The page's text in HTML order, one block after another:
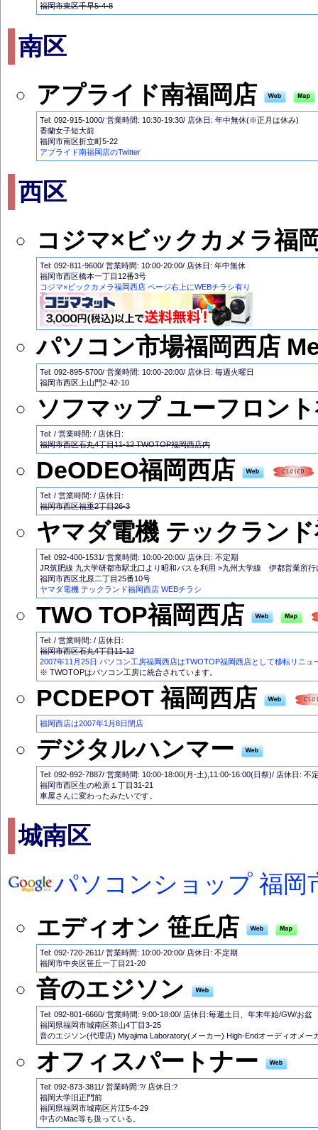
福岡市東区千早5-4-8
南区
アプライド南福岡店
Tel: 092-915-1000/ 営業時間: 10:30-19:30/ 店休日: 年中無休(※正月は休み)
香蘭女子短大前
福岡市南区折立町5-22
アプライド南福岡店のTwitter
西区
コジマ×ビックカメラ福
Tel: 092-811-9600/ 営業時間: 10:00-20:00/ 店休日: 年中無休
福岡市西区橋本一丁目12番3号
コジマ×ビックカメラ福岡西店 ページ右上にWEBチラシ有り
パソコン市場福岡西店
Tel: 092-895-5700/ 営業時間: 10:00-20:00/ 店休日: 毎週火曜日
福岡市西区上山門2-42-10
ソフマップ ユーフロン
Tel: / 営業時間: / 店休日:
福岡市西区石丸4丁目11-12 TWOTOP福岡西店内
DeODEO福岡西店
Tel: / 営業時間: / 店休日:
福岡市西区福重2丁目26-3
ヤマダ電機 テックラン
Tel: 092-400-1531/ 営業時間: 10:00-20:00/ 店休日: 不定期
JR筑肥線 九大学研都市駅北口より昭和バスを利用 >九州大学線 伊都営業所
福岡市西区北原二丁目25番10号
ヤマダ電機 テックランド福岡西店 WEBチラシ
TWO TOP福岡西店
Tel: / 営業時間: / 店休日:
福岡市西区石丸4丁目11-12
2007年11月25日 パソコン工房福岡西店はTWOTOP福岡西店として移転リニュ
※ TWOTOPはパソコン工房に統合されています。
PCDEPOT 福岡西店
福岡西店は2007年1月8日閉店
デジタルハンマー
Tel: 092-892-7887/ 営業時間: 10:00-18:00(月-土),11:00-16:00(日祭)/ 店休日: 不
福岡市西区生の松原１丁目31-21
車屋さんに変わったみたいです。
城南区
パソコンショップ 福岡
エディオン 笹丘店
Tel: 092-720-2611/ 営業時間: 10:00-20:00/ 店休日: 不定期
福岡市中央区笹丘一丁目21-20
音のエジソン
Tel: 092-801-6660/ 営業時間: 9:00-18:00/ 店休日:毎週土日、年末年始/GW/お盆
福岡県福岡市城南区茶山4丁目3-25
音のエジソン(代理店) Miyajima Laboratory(メーカー) High-Endオーディオメー
オフィスパートナー
Tel: 092-873-3811/ 営業時間:?/ 店休日:?
福岡大学旧正門前
福岡県福岡市城南区片江5-4-29
中古のMac等も扱っている。